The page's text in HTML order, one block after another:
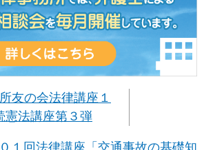
友の会法律講座１
法講座第３弾
１回法律講座「交通事故の基礎知